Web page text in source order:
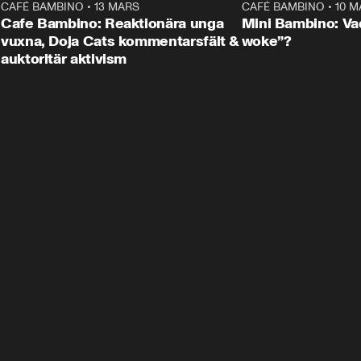
CAFÉ BAMBINO • 13 MARS
Cafe Bambino: Reaktionära unga
vuxna, Doja Cats kommentarsfält &
auktoritär aktivism
CAFÉ BAMBINO • 10
Mini Bambino:
woke”?